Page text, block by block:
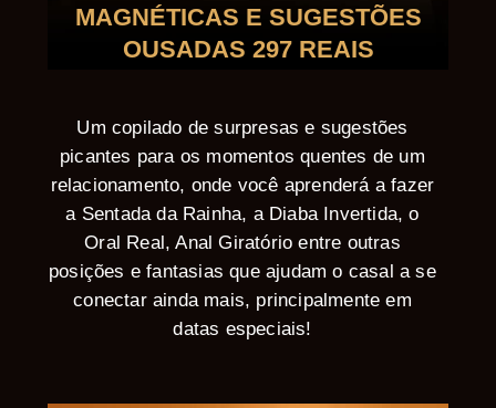
MAGNÉTICAS E SUGESTÕES
OUSADAS 297 REAIS
Um copilado de surpresas e sugestões
picantes para os momentos quentes de um
relacionamento, onde você aprenderá a fazer
a Sentada da Rainha, a Diaba Invertida, o
Oral Real, Anal Giratório entre outras
posições e fantasias que ajudam o casal a se
conectar ainda mais, principalmente em
datas especiais!